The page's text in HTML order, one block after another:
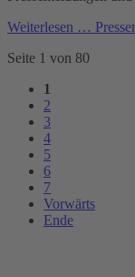
Weiterlesen …
Seite 1 von 80
1
2
3
4
5
6
7
Vorwärts
Ende